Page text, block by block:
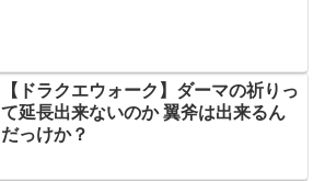
【ドラクエウォーク】ダーマの祈りっ
て延長出来ないのか 翼斧は出来るん
だっけか？